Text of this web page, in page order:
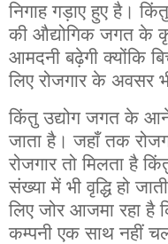
निगाह गड़ाए हुए है।
की औद्योगिक जगत के
आमदनी बढ़ेगी क्योंकि
लिए रोजगार के अवसर
किंतु उद्योग जगत के आने
जाता है। जहाँ तक
रोजगार तो मिलता है
संख्या में भी वृद्धि हो
लिए जोर आजमा रहा
कम्पनी एक साथ नहीं